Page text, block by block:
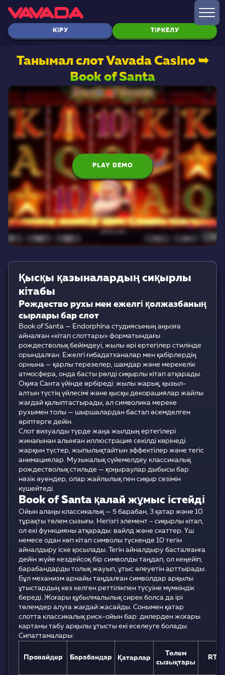
КІРУ ТІРКЕЛУ
Танымал слот Vavada Casino ➥
Book of Santa
PLAY DEMO
Қысқы қазыналардың сиқырлы
кітабы
Рождество рухы мен ежелгі қолжазбаның
сырлары бар слот
Book of Santa — Endorphina студиясының аңызға
айналған «кітап слоттары» форматындағы
рождестволық бейімдеуі, жылы әрі ертегілер стилінде
орындалған. Ежелгі ғибадатханалар мен қабірлердің
орнына — қарлы терезелер, шамдар және мерекелік
атмосфера, онда басты рөлді сиқырлы кітап атқарады.
Оқиға Санта үйінде өрбіреді: жылы жарық, қызыл-
алтын түстің үйлесімі және қысқы декорациялар жайлы
жағдай қалыптастырады, ал символика мереке
рухымен толы — шыршалардан бастап әсемделген
әріптерге дейін.
Слот визуалды түрде жаңа жылдың ертегілері
жинағынан алынған иллюстрация секілді көрінеді:
жарқын түстер, жыпылықтайтын эффектілер және тегіс
анимациялар. Музыкалық сүйемелдеу классикалық
рождестволық стильде — қоңыраулар дыбысы бар
нәзік әуендер, олар жайлылық пен сиқыр сезімін
күшейтеді.
Book of Santa қалай жұмыс істейді
Ойын алаңы классикалық — 5 барабан, 3 қатар және 10
тұрақты төлем сызығы. Негізгі элемент – сиқырлы кітап,
ол екі функцияны атқарады: вайлд және скаттер. Үш
немесе одан көп кітап символы түскенде 10 тегін
айналдыру іске қосылады. Тегін айналдыру басталғанға
дейін жүйе кездейсоқ бір символды таңдап, ол кеңейіп,
барабандарды толық жауып, ұтыс әлеуетін арттырады.
Бұл механизм арнайы таңдалған символдар арқылы
ұтыстардың кез келген реттілікпен түсуіне мүмкіндік
береді. Жоғары құбылмалылық сирек болса да ірі
төлемдер алуға жағдай жасайды. Сонымен қатар
слотта классикалық риск-ойын бар: дилерден жоғары
картаны табу арқылы ұтысты екі еселеуге болады.
Сипаттамалары:
Провайдер Барабандар Қатарлар
Төлем
сызықтары
RTP